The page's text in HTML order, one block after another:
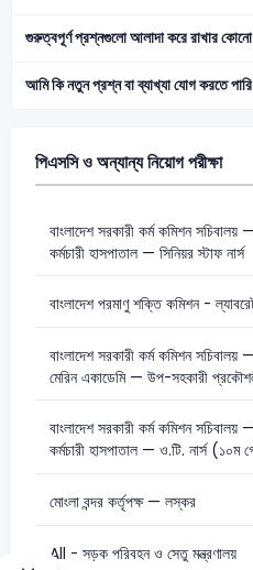
গুরুত্বপূর্ণ প্রশ্নগুলো আলাদা করে রাখার
আমি কি নতুন প্রশ্ন বা ব্যাখ্যা যোগ করতে
পিএসসি ও অন্যান্য নিয়োগ পরীক্ষা
বাংলাদেশ সরকারী কর্ম কমিশন
কর্মচারী হাসপাতাল — সিনিয়র স্টাফ নার্স
বাংলাদেশ পরমাণু শক্তি কমিশন -
বাংলাদেশ সরকারী কর্ম কমিশন সচিবালয়
মেরিন একাডেমি — উপ-সহকারী
বাংলাদেশ সরকারী কর্ম কমিশন
কর্মচারী হাসপাতাল — ও.টি. নার্স (১০ম
মোংলা বন্দর কর্তৃপক্ষ — লস্কর
All - সড়ক পরিবহন ও সেতু মন্ত্রণালয়